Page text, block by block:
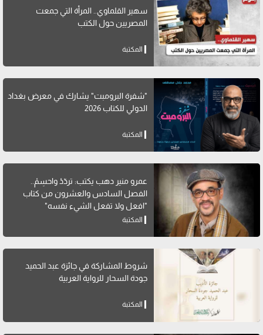
سهير القلماوي.. المرأة التي جمعت
المصريين حول الكتب
المكتبة
"شفرة البرومبت" يشارك في معرض بغداد
الدولي للكتاب 2026
المكتبة
عمرو منير دهب يكتب: تردّدْ واحسِمْ..
الفصل السادس والعشرون من كتاب
"افعل ولا تفعل الشيء نفسه"
المكتبة
شروط المشاركة في جائزة عبد الحميد
جودة السحار للرواية العربية
المكتبة